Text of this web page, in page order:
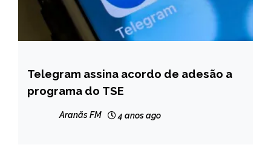
BRASIL
NOTÍCIAS
Telegram assina acordo de adesão a
programa do TSE
Aranãs FM 4 anos ago